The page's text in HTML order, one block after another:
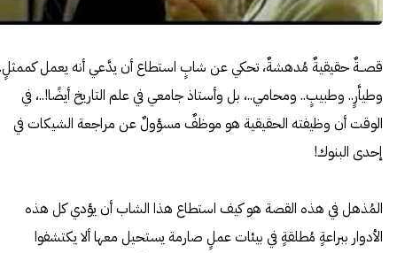
قصــةٌ حقيقيةٌ مُدهشةٌ، تحكي عن شابٍ استطاع أن يدَّعي أنه يعمل
وطياَّرٍ.. وطبيبٍ.. ومحامي..، بل وأستاذ جامعي في علم التاريخ أيضًا!..، في
الوقت أن وظيفته الحقيقية هو موظفٌ مسؤولٌ عن مراجعة الشيكات في
إحدى البنوك!
المُذهل في هذه القصة هو كيف استطاع هذا الشاب أن يؤدي كل هذه
الأدوار ببراعةٍ مُطلقةٍ في بيئات عملٍ صارمة يستحيل معها ألا يكتشفوا